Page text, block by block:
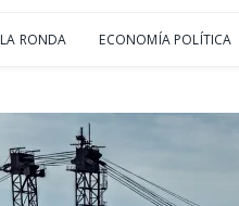
LA RONDA ECONOMÍA POLÍTICA